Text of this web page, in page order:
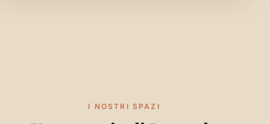
I NOSTRI SPAZI